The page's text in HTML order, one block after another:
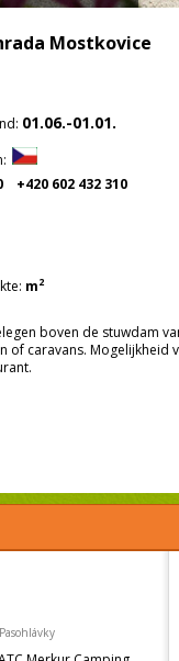
Mostkovice
01.06.-01.01.
+420 602 432 310
m2
boven de stuwdam
of caravans.